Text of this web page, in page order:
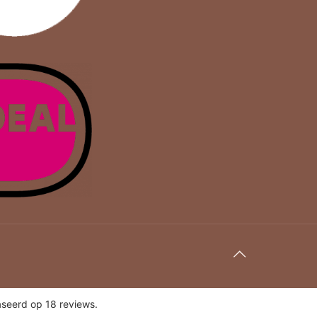
op 18 reviews.